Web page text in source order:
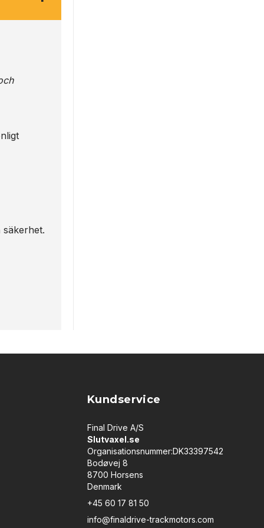
Kundservice
Final Drive A/S
Slutvaxel.se
Organisationsnummer:DK33397542
Bodøvej 8
8700 Horsens
Denmark
+45 60 17 81 50
info@finaldrive-trackmotors.com